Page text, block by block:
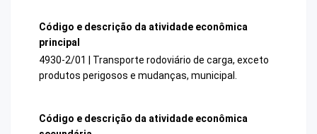
Código e descrição da atividade econômica
principal
4930-2/01 | Transporte rodoviário de carga, exceto
produtos perigosos e mudanças, municipal.
Código e descrição da atividade econômica